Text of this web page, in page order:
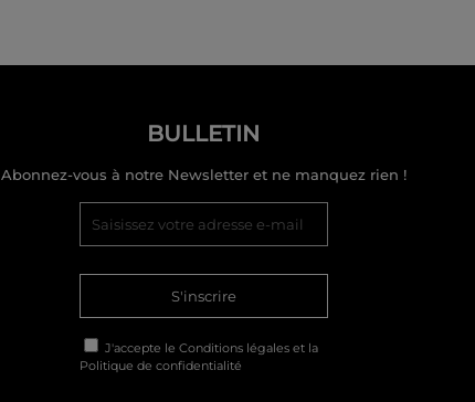
BULLETIN
Abonnez-vous à notre Newsletter et ne manquez rien !
S'inscrire
J'accepte le Conditions légales et la
Politique de confidentialité